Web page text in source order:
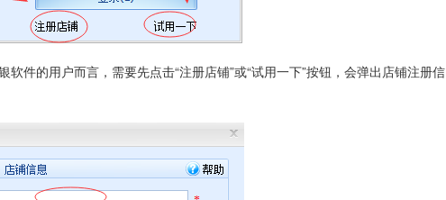
件的用户而言，需要先点击“注册店铺”或“试用一下”按钮，会弹出店铺注册信